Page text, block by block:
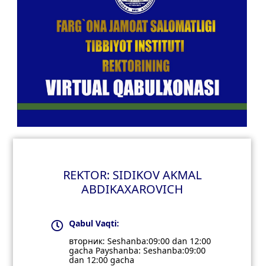
REKTOR: SIDIKOV AKMAL
ABDIKAXAROVICH
Qabul Vaqti:
вторник: Seshanba:09:00 dan 12:00
gacha Payshanba: Seshanba:09:00
dan 12:00 gacha